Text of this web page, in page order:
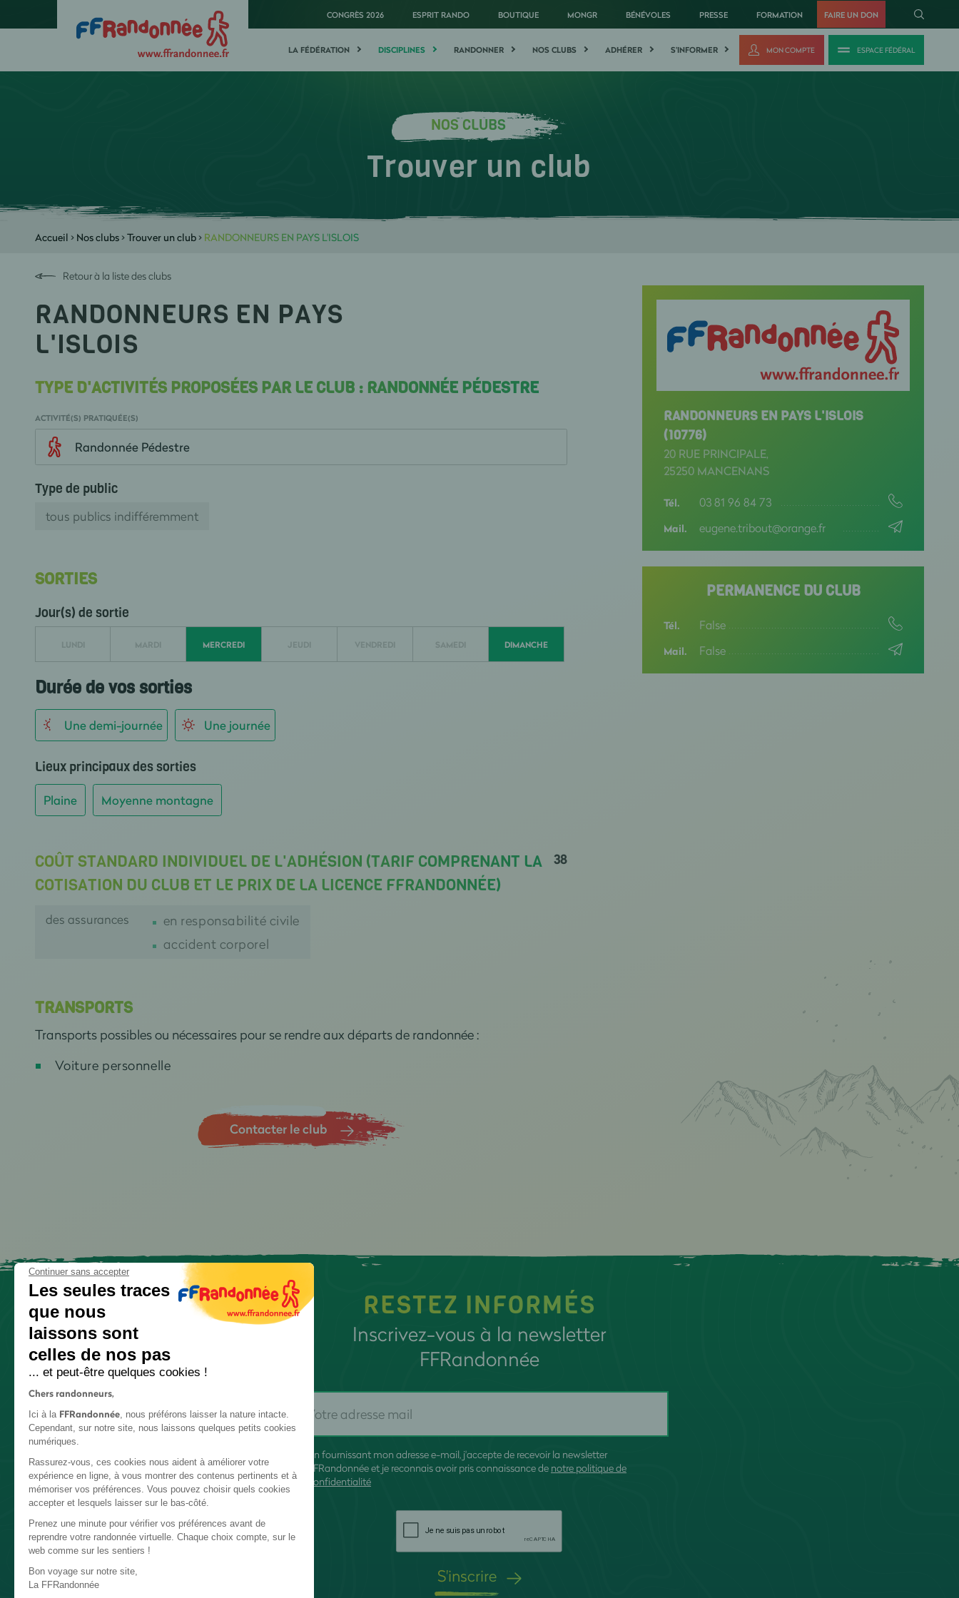
CONGRÈS 2026 ESPRIT RANDO BOUTIQUE MONGR BÉNÉVOLES PRESSE FORMATION FAIRE UN DON
LA FÉDÉRATION DISCIPLINES RANDONNER NOS CLUBS ADHÉRER S'INFORMER MON COMPTE ESPACE FÉDÉRAL
NOS CLUBS
Trouver un club
Accueil > Nos clubs>Trouver un club> RANDONNEURS EN PAYS L'ISLOIS
Retour à la liste des clubs
RANDONNEURS EN PAYS
L'ISLOIS
TYPE D'ACTIVITÉS PROPOSÉES PAR LE CLUB : RANDONNÉE PÉDESTRE
ACTIVITÉ(S) PRATIQUÉE(S)
Randonnée Pédestre
Type de public
tous publics indifféremment
SORTIES
Jour(s) de sortie
LUNDI MARDI MERCREDI JEUDI VENDREDI SAMEDI DIMANCHE
Durée de vos sorties
Une demi-journée Une journée
Lieux principaux des sorties
Plaine Moyenne montagne
COÛT STANDARD INDIVIDUEL DE L'ADHÉSION (TARIF COMPRENANT LA
COTISATION DU CLUB ET LE PRIX DE LA LICENCE FFRANDONNÉE)
38
des assurances
en responsabilité civile
accident corporel
TRANSPORTS
Transports possibles ou nécessaires pour se rendre aux départs de randonnée :
Voiture personnelle
Contacter le club
RANDONNEURS EN PAYS L'ISLOIS
(10776)
20 RUE PRINCIPALE,
25250 MANCENANS
Tél. 03 81 96 84 73
Mail. eugene.tribout@orange.fr
PERMANENCE DU CLUB
Tél. False
Mail. False
RESTEZ INFORMÉS
Inscrivez-vous à la newsletter
FFRandonnée
En fournissant mon adresse e-mail, j'accepte de recevoir la newsletter
FFRandonnée et je reconnais avoir pris connaissance de notre politique de
confidentialité
S'inscrire
Continuer sans accepter
Les seules traces
que nous
laissons sont
celles de nos pas
... et peut-être quelques cookies !
Chers randonneurs,
Ici à la FFRandonnée, nous préférons laisser la nature intacte.
Cependant, sur notre site, nous laissons quelques petits cookies
numériques.
Rassurez-vous, ces cookies nous aident à améliorer votre
expérience en ligne, à vous montrer des contenus pertinents et à
mémoriser vos préférences. Vous pouvez choisir quels cookies
accepter et lesquels laisser sur le bas-côté.
Prenez une minute pour vérifier vos préférences avant de
reprendre votre randonnée virtuelle. Chaque choix compte, sur le
web comme sur les sentiers !
Bon voyage sur notre site,
La FFRandonnée